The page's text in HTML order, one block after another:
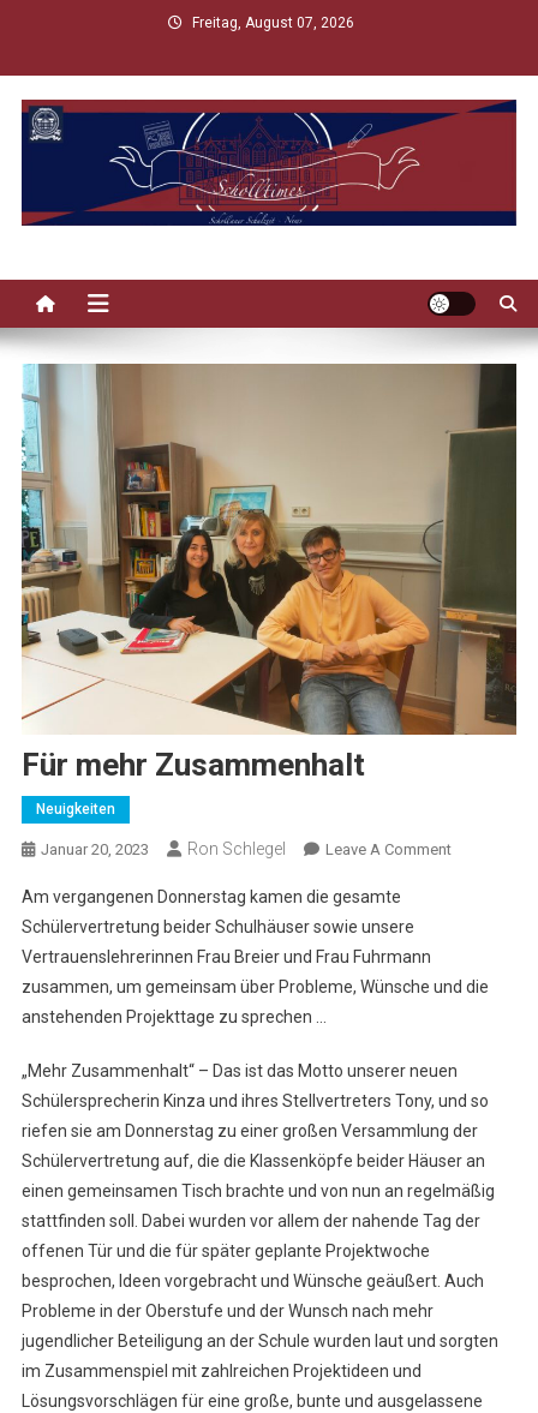
content
Freitag, August 07, 2026
Für mehr Zusammenhalt
Neuigkeiten
Januar 20, 2023 Ron Schlegel Leave A CommentOn
Am vergangenen Donnerstag kamen die gesamte
Schülervertretung beider Schulhäuser sowie unsere
Vertrauenslehrerinnen Frau Breier und Frau Fuhrmann
zusammen, um gemeinsam über Probleme, Wünsche und die
anstehenden Projekttage zu sprechen …
„Mehr Zusammenhalt“ – Das ist das Motto unserer neuen
Schülersprecherin Kinza und ihres Stellvertreters Tony, und so
riefen sie am Donnerstag zu einer großen Versammlung der
Schülervertretung auf, die die Klassenköpfe beider Häuser an
einen gemeinsamen Tisch brachte und von nun an regelmäßig
stattfinden soll. Dabei wurden vor allem der nahende Tag der
offenen Tür und die für später geplante Projektwoche
besprochen, Ideen vorgebracht und Wünsche geäußert. Auch
Probleme in der Oberstufe und der Wunsch nach mehr
jugendlicher Beteiligung an der Schule wurden laut und sorgten
im Zusammenspiel mit zahlreichen Projektideen und
Lösungsvorschlägen für eine große, bunte und ausgelassene